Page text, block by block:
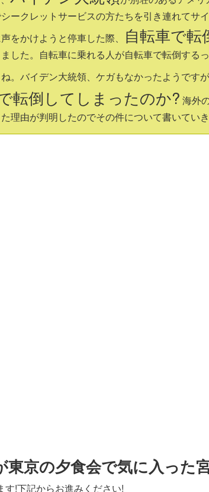
ークレットサービスの方たちを引き連れてサ
をかけようと停車した際、
自転車で転
した。自転車に乗れる人が自転車で転倒する
。バイデン大統領、ケガもなかったようですが
転倒してしまったのか? 海外
理由が判明したのでその件について書いていき
東京の夕食会で気に入った
!下記からお進みください!